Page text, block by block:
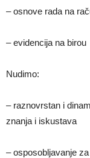
– osnove rada na
– evidencija na birou
Nudimo:
– raznovrstan i
znanja i iskustava
– osposobljavanje